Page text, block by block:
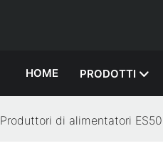
HOME PRODOTTI
Produttori di alimentatori